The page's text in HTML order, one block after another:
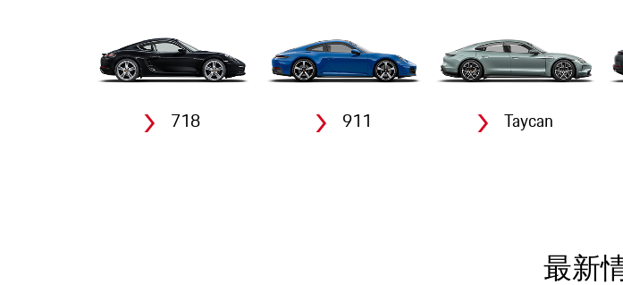
718 911 Taycan
最新